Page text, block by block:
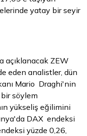
yatay bir seyir
açıklanacak ZEW
eden analistler, dün
Mario Draghi'nin
söylem
yükseliş eğilimini
DAX endeksi
yüzde 0,26,